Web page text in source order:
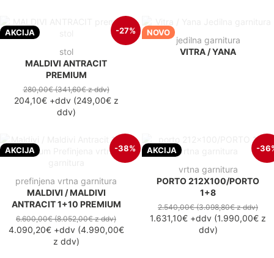
AKCIJA -27%
stol
MALDIVI ANTRACIT
PREMIUM
280,00€(341,60€z ddv)
204,10€+ddv(249,00€z
ddv)
NOVO
jedilna garnitura
VITRA / YANA
AKCIJA -38%
prefinjena vrtna garnitura
MALDIVI / MALDIVI
ANTRACIT 1+10 PREMIUM
6.600,00€(8.052,00€z ddv)
4.090,20€+ddv(4.990,00€
z ddv)
AKCIJA -
vrtna garnitura
PORTO 212X100/PORTO
1+8
2.540,00€(3.098,80€z ddv)
1.631,10€ +ddv (1.990,00€ z
ddv)